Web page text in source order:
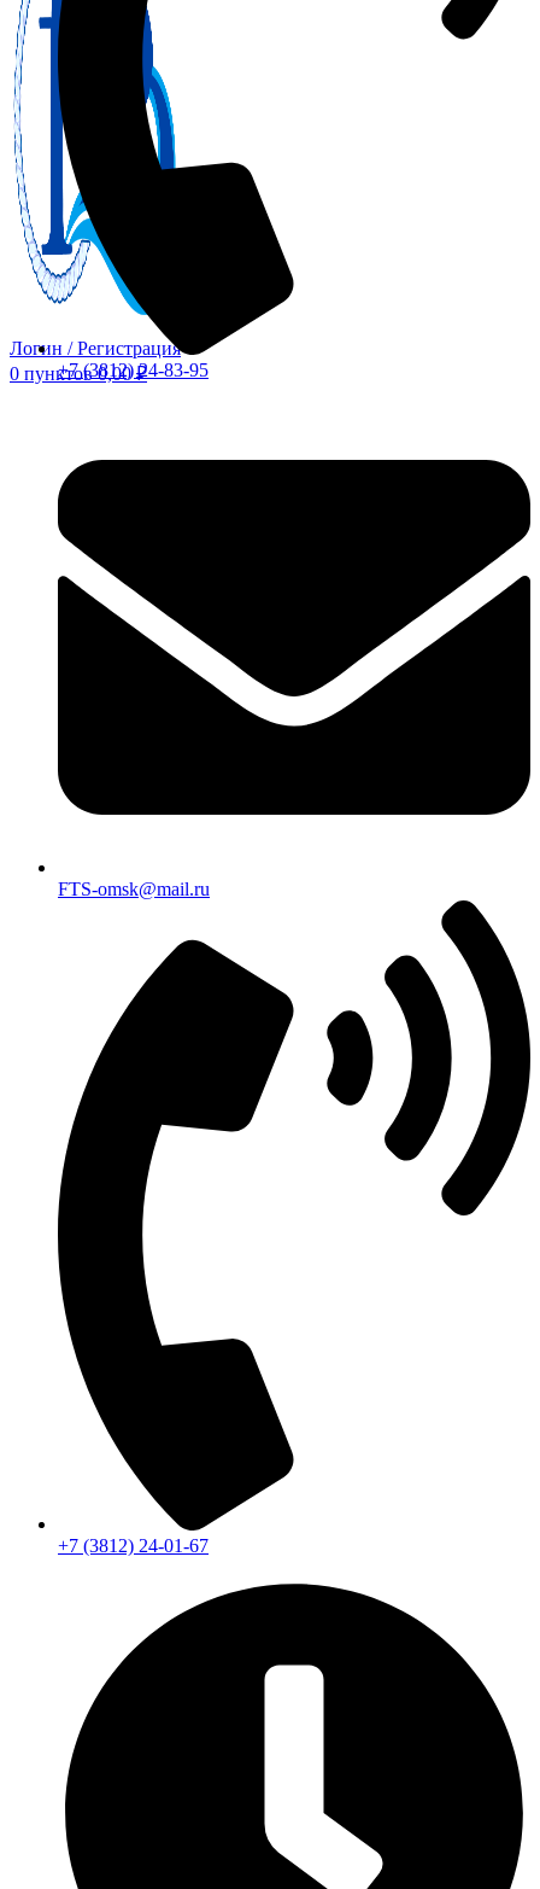
Логин / Регистрация
0 пунктов 0,00₽
+7 (3812) 24-83-95
FTS-omsk@mail.ru
+7 (3812) 24-01-67